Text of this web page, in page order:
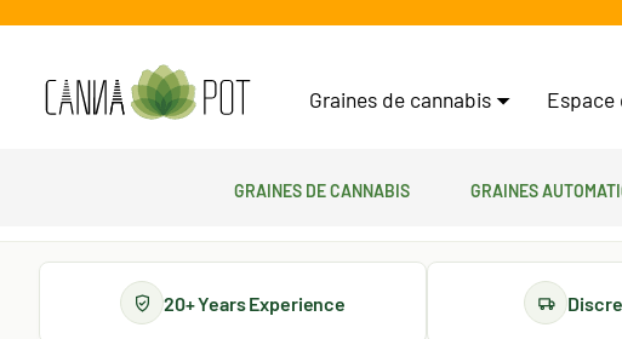
Graines de cannabis Espace
Graines de cannabis Graines
20+ Years Experience